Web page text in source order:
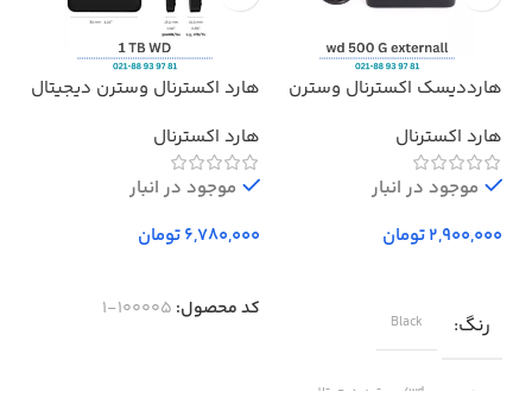
هارددیسک اکسترنال وسترن
500 گیگابایت استوک ا
Western Digital Elements
External Hard Drive – 500GB
هارد اکسترنال
موجود در انبار
تومان
رنگ Black
wd/وسترن دیجیتال
هارد اکسترنال وسترن دیجیتال
هارد اکسترنال
موجود در انبار
تومان
کد محصول: 100005-1